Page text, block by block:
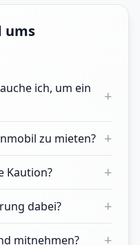
ums
ich, um ein
+
zu mieten? +
Kaution? +
dabei? +
mitnehmen? +